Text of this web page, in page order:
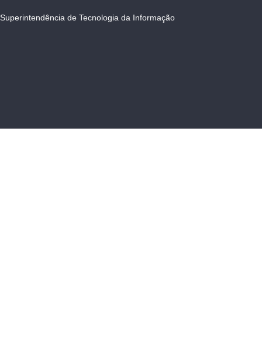
Superintendência de Tecnologia da Informação